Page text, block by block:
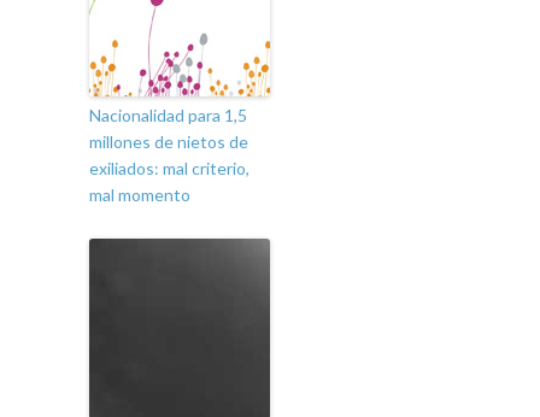
Nacionalidad para 1,5
millones de nietos de
exiliados: mal criterio,
mal momento